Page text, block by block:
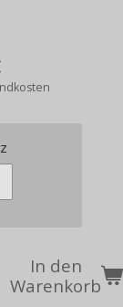
In den
Warenkorb